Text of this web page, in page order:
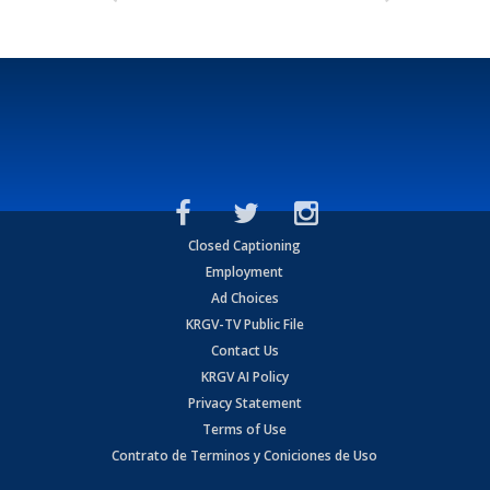
Closed Captioning
Employment
Ad Choices
KRGV-TV Public File
Contact Us
KRGV AI Policy
Privacy Statement
Terms of Use
Contrato de Terminos y Coniciones de Uso